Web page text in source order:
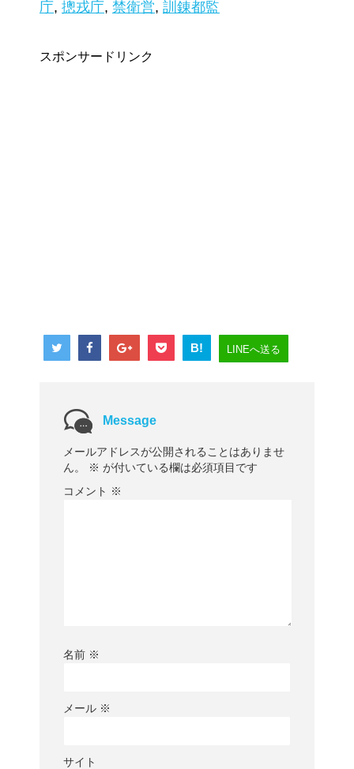
庁, 摠戎庁, 禁衛営, 訓錬都監
スポンサードリンク
B! LINEへ送る
Message
メールアドレスが公開されることはありませ
ん。
※ が付いている欄は必須項目です
コメント ※
名前 ※
メール ※
サイト